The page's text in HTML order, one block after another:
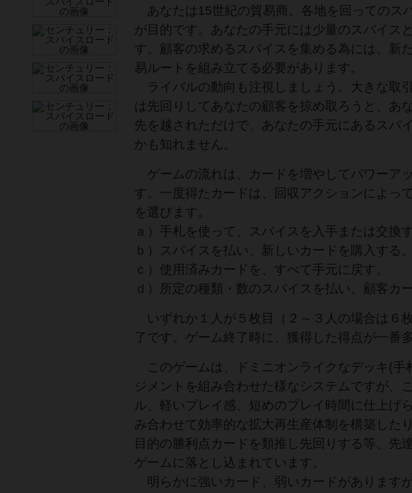
あなたは15世紀の貿易商。各地を回ってのス
が目的です。あなたの手元には少量のスパイス
す。顧客の求めるスパイスを集める為には、新
易ルートを組み立てる必要があります。
ライバルの動向も注視しましょう。大きな取
は先回りしてあなたの顧客を掠め取ろうと、あ
先を越されただけで、あなたの手元にあるスパ
かも知れません。
ゲームの流れは、カードを増やしてパワーア
す。一度得たカードは、回収アクションによっ
を選びます。
ａ）手札を使って、スパイスを入手または交換す
ｂ）スパイスを払い、新しいカードを購入する。
ｃ）使用済みカードを、すべて手元に戻す。
ｄ）所定の種類・数のスパイスを払い、顧客カ
いずれか１人が５枚目（２～３人の場合は６
了です。ゲーム終了時に、獲得した得点が一番
このゲームは、ドミニオンライクなデッキ(手
ジメントを組み合わせた様なシステムですが、
ル、軽いプレイ感、短めのプレイ時間に仕上げ
み合わせて効率的な拡大再生産体制を構築した
目的の勝利点カードを類推し先回りする等、先
ゲームに落とし込まれています。
明らかに強いカード、弱いカードがあります